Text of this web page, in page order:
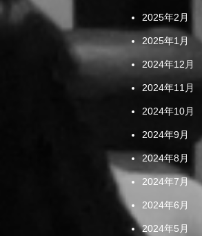
2025年2月
2025年1月
2024年12月
2024年11月
2024年10月
2024年9月
2024年8月
2024年7月
2024年6月
2024年5月